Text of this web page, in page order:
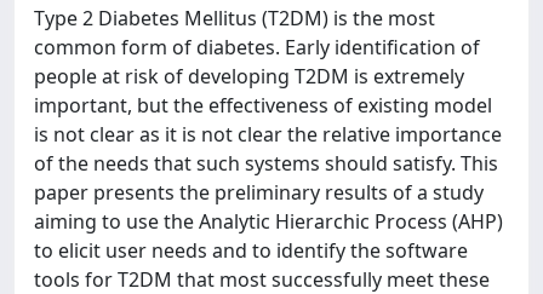
Type 2 Diabetes Mellitus (T2DM) is the most
common form of diabetes. Early identification of
people at risk of developing T2DM is extremely
important, but the effectiveness of existing model
is not clear as it is not clear the relative importance
of the needs that such systems should satisfy. This
paper presents the preliminary results of a study
aiming to use the Analytic Hierarchic Process (AHP)
to elicit user needs and to identify the software
tools for T2DM that most successfully meet these